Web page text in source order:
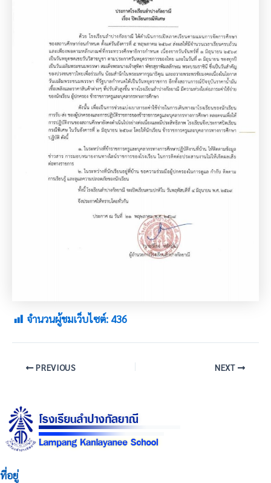
จำนวนผู้ชมเว็บไซต์: 436
PREVIOUS NEXT
ที่อยู่